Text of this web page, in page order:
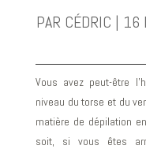
PAR CÉDRIC | 16
Vous avez peut-être
niveau du torse et du
matière de dépilation
soit, si vous êtes